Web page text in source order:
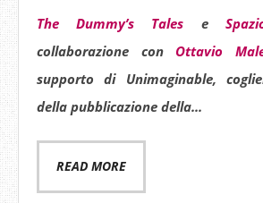
The Dummy’s Tales e
collaborazione con Ottavio
supporto di Unimaginable,
della pubblicazione della...
READ MORE